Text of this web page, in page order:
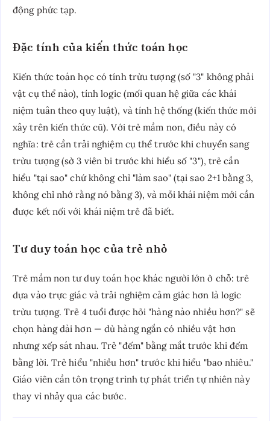
động phức tạp.
Đặc tính của kiến thức toán học
Kiến thức toán học có tính trừu tượng (số "3" không phải
vật cụ thể nào), tính logic (mối quan hệ giữa các khái
niệm tuân theo quy luật), và tính hệ thống (kiến thức mới
xây trên kiến thức cũ). Với trẻ mầm non, điều này có
nghĩa: trẻ cần trải nghiệm cụ thể trước khi chuyển sang
trừu tượng (sờ 3 viên bi trước khi hiểu số "3"), trẻ cần
hiểu "tại sao" chứ không chỉ "làm sao" (tại sao 2+1 bằng 3,
không chỉ nhớ rằng nó bằng 3), và mỗi khái niệm mới cần
được kết nối với khái niệm trẻ đã biết.
Tư duy toán học của trẻ nhỏ
Trẻ mầm non tư duy toán học khác người lớn ở chỗ: trẻ
dựa vào trực giác và trải nghiệm cảm giác hơn là logic
trừu tượng. Trẻ 4 tuổi được hỏi "hàng nào nhiều hơn?" sẽ
chọn hàng dài hơn — dù hàng ngắn có nhiều vật hơn
nhưng xếp sát nhau. Trẻ "đếm" bằng mắt trước khi đếm
bằng lời. Trẻ hiểu "nhiều hơn" trước khi hiểu "bao nhiêu."
Giáo viên cần tôn trọng trình tự phát triển tự nhiên này
thay vì nhảy qua các bước.